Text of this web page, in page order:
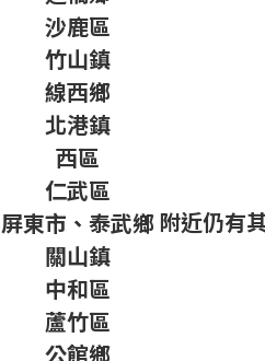
附近仍有
沙鹿區
竹山鎮
線西鄉
北港鎮
西區
仁武區
屏東市、泰武鄉
關山鎮
中和區
蘆竹區
公館鄉